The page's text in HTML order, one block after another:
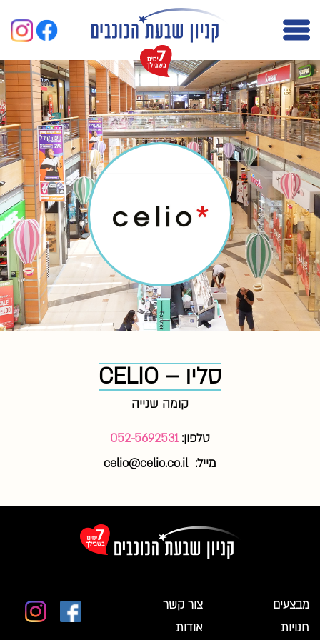
סליו – CELIO
קומה שנייה
טלפון:052-5692531
מייל: celio@celio.co.il
מבצעים
חנויות
צור קשר
אודות